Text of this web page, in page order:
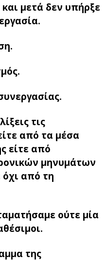
μετά δεν υπήρξε
τις
από τα μέσα
είτε από
μηνυμάτων
όχι από τη
ούτε μία
της